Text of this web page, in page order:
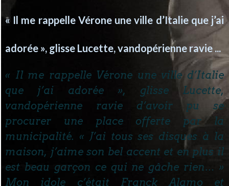
« Il me rappelle Vérone une ville d’Italie que j’ai
adorée », glisse Lucette, vandopérienne ravie ...
« Il me rappelle Vérone une ville d’Italie
que j’ai adorée », glisse Lucette,
vandopérienne ravie d’avoir pu se
procurer une place offerte par la
municipalité. « J’ai tous ses disques à la
maison, j’aime son bel accent et en plus il
est beau garçon ce qui ne gâche rien… »
Mon idole c’était Franck Alamo et